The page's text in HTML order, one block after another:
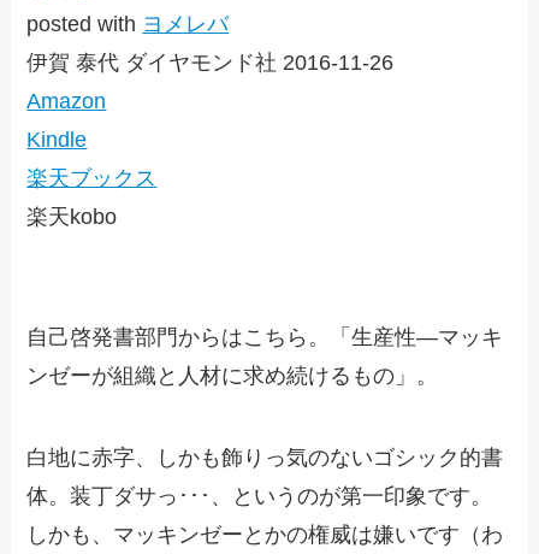
posted with ヨメレバ
伊賀 泰代 ダイヤモンド社 2016-11-26
Amazon
Kindle
楽天ブックス
楽天kobo
自己啓発書部門からはこちら。「生産性―マッキ
ンゼーが組織と人材に求め続けるもの」。
白地に赤字、しかも飾りっ気のないゴシック的書
体。装丁ダサっ･･･、というのが第一印象です。
しかも、マッキンゼーとかの権威は嫌いです（わ